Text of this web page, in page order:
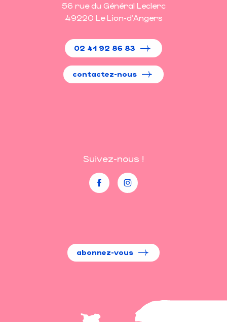
56 rue du Général Leclerc
49220 Le Lion-d'Angers
02 41 92 86 83
contactez-nous
Suivez-nous !
abonnez-vous